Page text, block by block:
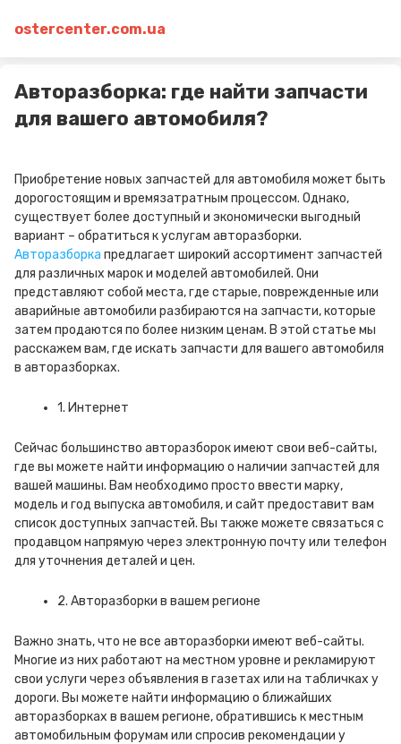
ostercenter.com.ua
Авторазборка: где найти запчасти
для вашего автомобиля?
Приобретение новых запчастей для автомобиля может быть
дорогостоящим и времязатратным процессом. Однако,
существует более доступный и экономически выгодный
вариант – обратиться к услугам авторазборки.
Авторазборка предлагает широкий ассортимент запчастей
для различных марок и моделей автомобилей. Они
представляют собой места, где старые, поврежденные или
аварийные автомобили разбираются на запчасти, которые
затем продаются по более низким ценам. В этой статье мы
расскажем вам, где искать запчасти для вашего автомобиля
в авторазборках.
1. Интернет
Сейчас большинство авторазборок имеют свои веб-сайты,
где вы можете найти информацию о наличии запчастей для
вашей машины. Вам необходимо просто ввести марку,
модель и год выпуска автомобиля, и сайт предоставит вам
список доступных запчастей. Вы также можете связаться с
продавцом напрямую через электронную почту или телефон
для уточнения деталей и цен.
2. Авторазборки в вашем регионе
Важно знать, что не все авторазборки имеют веб-сайты.
Многие из них работают на местном уровне и рекламируют
свои услуги через объявления в газетах или на табличках у
дороги. Вы можете найти информацию о ближайших
авторазборках в вашем регионе, обратившись к местным
автомобильным форумам или спросив рекомендации у